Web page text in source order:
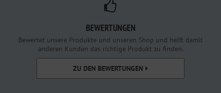
BEWERTUNGEN
Bewertet unsere Produkte und unseren Shop und helft damit
anderen Kunden das richtige Produkt zu finden.
ZU DEN BEWERTUNGEN